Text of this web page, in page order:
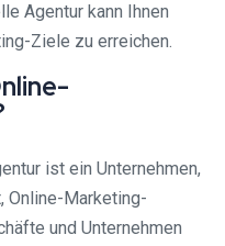
Agentur kann Ihnen
Ziele zu erreichen.
ist ein Unternehmen,
Online-Marketing-
und Unternehmen